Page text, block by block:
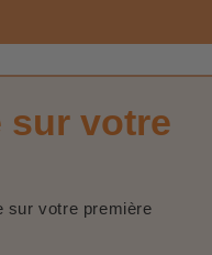
sur votre
sur votre première